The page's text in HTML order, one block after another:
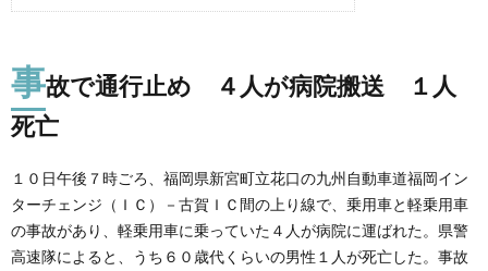
事故で通行止め ４人が病院搬送 １人
死亡
１０日午後７時ごろ、福岡県新宮町立花口の九州自動車道福岡イン
ターチェンジ（ＩＣ）－古賀ＩＣ間の上り線で、乗用車と軽乗用車
の事故があり、軽乗用車に乗っていた４人が病院に運ばれた。県警
高速隊によると、うち６０歳代くらいの男性１人が死亡した。事故